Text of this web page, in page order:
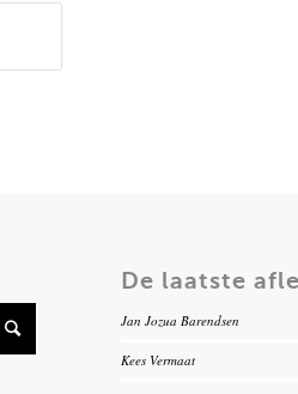
De laatste
Jan Jozua Barendsen
Kees Vermaat